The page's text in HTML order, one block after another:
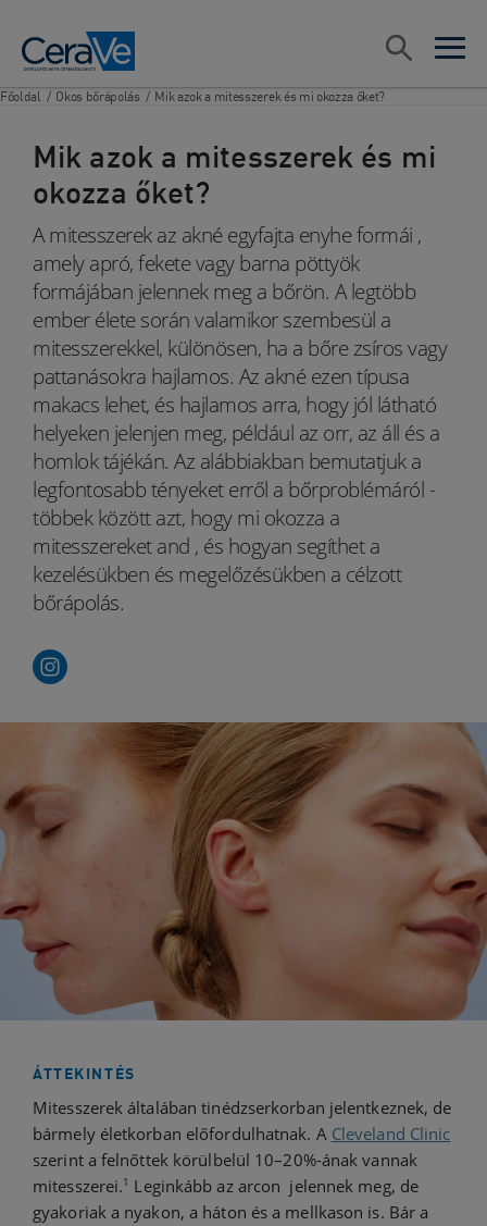
open
open
Keresés
Főoldal / Okos bőrápolás / Mik azok a mitesszerek és mi okozza őket?
Mik azok a mitesszerek és mi
okozza őket?
A mitesszerek az akné egyfajta enyhe formái ,
amely apró, fekete vagy barna pöttyök
formájában jelennek meg a bőrön. A legtöbb
ember élete során valamikor szembesül a
mitesszerekkel, különösen, ha a bőre zsíros vagy
pattanásokra hajlamos. Az akné ezen típusa
makacs lehet, és hajlamos arra, hogy jól látható
helyeken jelenjen meg, például az orr, az áll és a
homlok tájékán. Az alábbiakban bemutatjuk a
legfontosabb tényeket erről a bőrproblémáról -
többek között azt, hogy mi okozza a
mitesszereket and , és hogyan segíthet a
kezelésükben és megelőzésükben a célzott
bőrápolás.
ÁTTEKINTÉS
Mitesszerek általában tinédzserkorban jelentkeznek, de
bármely életkorban előfordulhatnak. A Cleveland Clinic
szerint a felnőttek körülbelül 10–20%-ának vannak
mitesszerei.1 Leginkább az arcon jelennek meg, de
gyakoriak a nyakon, a háton és a mellkason is. Bár a